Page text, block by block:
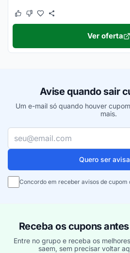
Este cupom funcionou
Este cupom não funcionou
Ver oferta
Avise quando sair
Um e-mail só quando houver
mais.
Seu e-mail
Quero ser
Concordo em receber avisos de cupom
Receba os cupons
Entre no grupo e receba os
saem, sem precisar voltar